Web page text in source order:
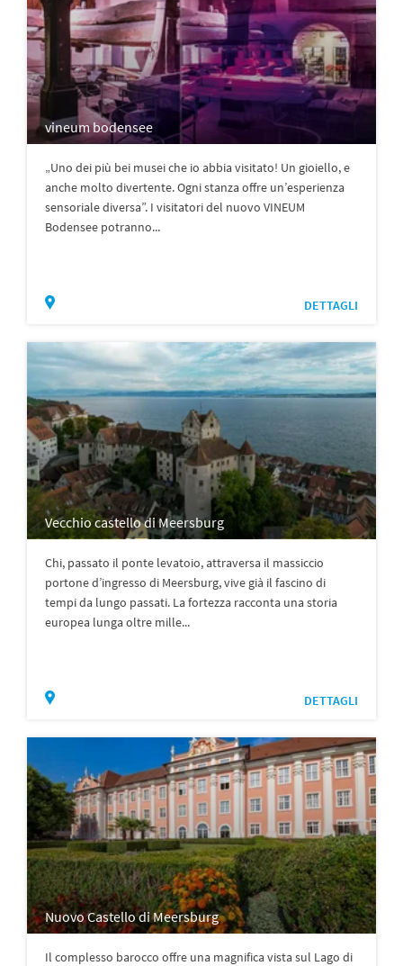
vineum bodensee
„Uno dei più bei musei che io abbia visitato! Un gioiello, e
anche molto divertente. Ogni stanza offre un’esperienza
sensoriale diversa”. I visitatori del nuovo VINEUM
Bodensee potranno...
DETTAGLI
Vecchio castello di Meersburg
Chi, passato il ponte levatoio, attraversa il massiccio
portone d’ingresso di Meersburg, vive già il fascino di
tempi da lungo passati. La fortezza racconta una storia
europea lunga oltre mille...
DETTAGLI
Nuovo Castello di Meersburg
Il complesso barocco offre una magnifica vista sul Lago di